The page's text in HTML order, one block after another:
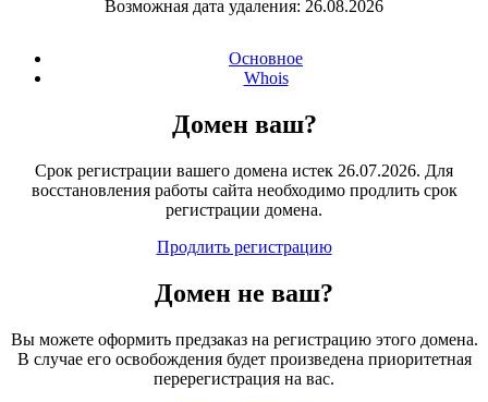
Возможная дата удаления: 26.08.2026
Основное
Whois
Домен ваш?
Срок регистрации вашего домена истек 26.07.2026. Для
восстановления работы сайта необходимо продлить срок
регистрации домена.
Продлить регистрацию
Домен не ваш?
Вы можете оформить предзаказ на регистрацию этого домена.
В случае его освобождения будет произведена приоритетная
перерегистрация на вас.